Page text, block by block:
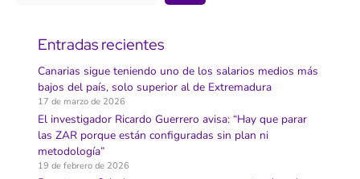
Entradas recientes
Canarias sigue teniendo uno de los salarios medios más
bajos del país, solo superior al de Extremadura
17 de marzo de 2026
El investigador Ricardo Guerrero avisa: “Hay que parar
las ZAR porque están configuradas sin plan ni
metodología”
19 de febrero de 2026